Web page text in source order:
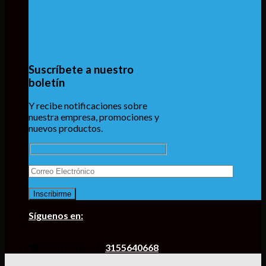
Suscríbete a nuestro
boletín
Y recibe notificaciones sobre
nuestra empresa, promociones y
nuevos productos.
Síguenos en:
3155640668